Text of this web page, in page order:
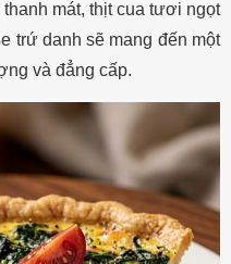
mát, thịt cua tươi ngọt
trứ danh sẽ mang đến một
và đẳng cấp.